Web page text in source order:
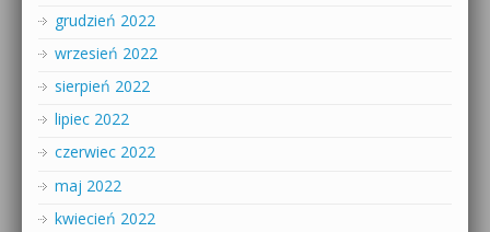
grudzień 2022
wrzesień 2022
sierpień 2022
lipiec 2022
czerwiec 2022
maj 2022
kwiecień 2022